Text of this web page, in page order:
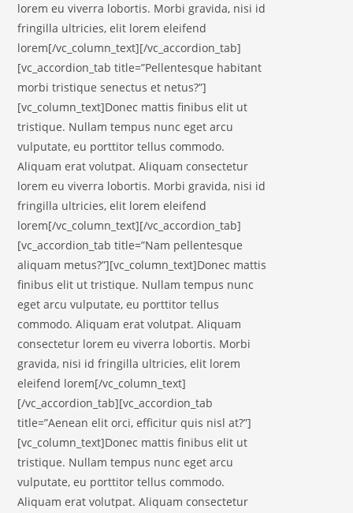
lorem eu viverra lobortis. Morbi gravida, nisi id
fringilla ultricies, elit lorem eleifend
lorem[/vc_column_text][/vc_accordion_tab]
[vc_accordion_tab title=”Pellentesque habitant
morbi tristique senectus et netus?”]
[vc_column_text]Donec mattis finibus elit ut
tristique. Nullam tempus nunc eget arcu
vulputate, eu porttitor tellus commodo.
Aliquam erat volutpat. Aliquam consectetur
lorem eu viverra lobortis. Morbi gravida, nisi id
fringilla ultricies, elit lorem eleifend
lorem[/vc_column_text][/vc_accordion_tab]
[vc_accordion_tab title=”Nam pellentesque
aliquam metus?”][vc_column_text]Donec mattis
finibus elit ut tristique. Nullam tempus nunc
eget arcu vulputate, eu porttitor tellus
commodo. Aliquam erat volutpat. Aliquam
consectetur lorem eu viverra lobortis. Morbi
gravida, nisi id fringilla ultricies, elit lorem
eleifend lorem[/vc_column_text]
[/vc_accordion_tab][vc_accordion_tab
title=”Aenean elit orci, efficitur quis nisl at?”]
[vc_column_text]Donec mattis finibus elit ut
tristique. Nullam tempus nunc eget arcu
vulputate, eu porttitor tellus commodo.
Aliquam erat volutpat. Aliquam consectetur